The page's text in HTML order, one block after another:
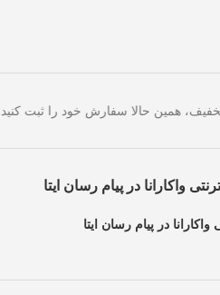
با بالاترین تخفیف، همین حالا
واکارانا در پیام رسان ایتا
در پیام رسان ایتا